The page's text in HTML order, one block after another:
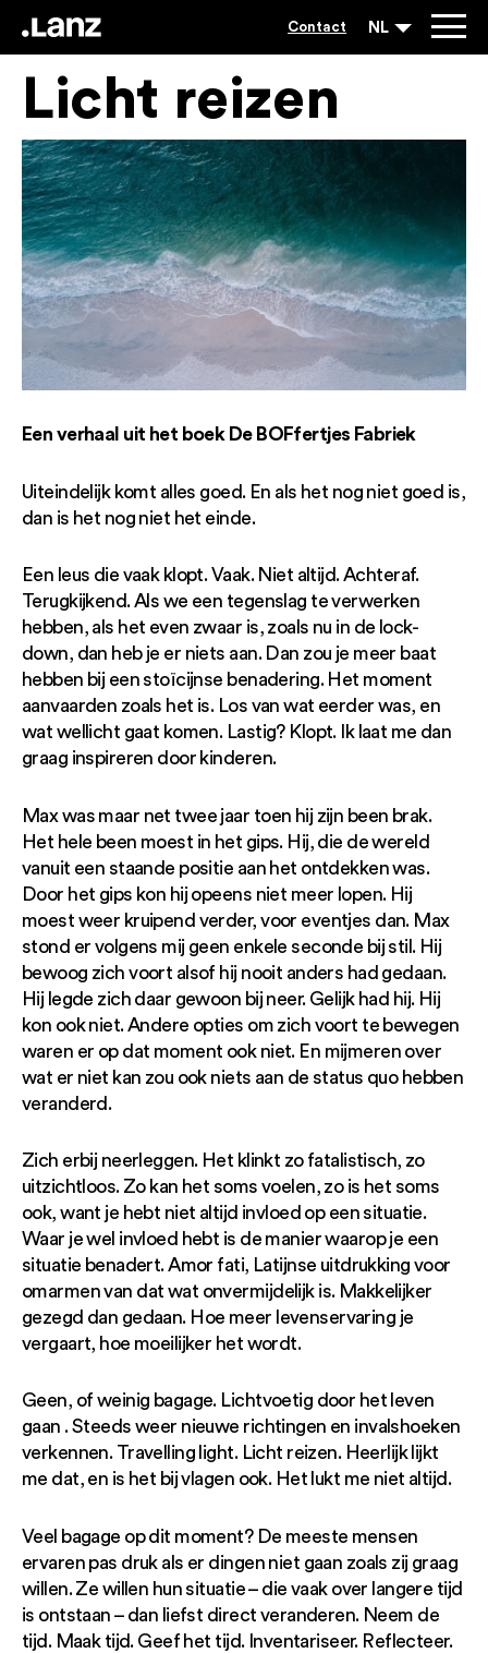
Contact NL
Licht reizen
Een verhaal uit het boek De BOFfertjes Fabriek
Uiteindelijk komt alles goed. En als het nog niet goed is,
dan is het nog niet het einde.
Een leus die vaak klopt. Vaak. Niet altijd. Achteraf.
Terugkijkend. Als we een tegenslag te verwerken
hebben, als het even zwaar is, zoals nu in de lock-
down, dan heb je er niets aan. Dan zou je meer baat
hebben bij een stoïcijnse benadering. Het moment
aanvaarden zoals het is. Los van wat eerder was, en
wat wellicht gaat komen. Lastig? Klopt. Ik laat me dan
graag inspireren door kinderen.
Max was maar net twee jaar toen hij zijn been brak.
Het hele been moest in het gips. Hij, die de wereld
vanuit een staande positie aan het ontdekken was.
Door het gips kon hij opeens niet meer lopen. Hij
moest weer kruipend verder, voor eventjes dan. Max
stond er volgens mij geen enkele seconde bij stil. Hij
bewoog zich voort alsof hij nooit anders had gedaan.
Hij legde zich daar gewoon bij neer. Gelijk had hij. Hij
kon ook niet. Andere opties om zich voort te bewegen
waren er op dat moment ook niet. En mijmeren over
wat er niet kan zou ook niets aan de status quo hebben
veranderd.
Zich erbij neerleggen. Het klinkt zo fatalistisch, zo
uitzichtloos. Zo kan het soms voelen, zo is het soms
ook, want je hebt niet altijd invloed op een situatie.
Waar je wel invloed hebt is de manier waarop je een
situatie benadert. Amor fati, Latijnse uitdrukking voor
omarmen van dat wat onvermijdelijk is. Makkelijker
gezegd dan gedaan. Hoe meer levenservaring je
vergaart, hoe moeilijker het wordt.
Geen, of weinig bagage. Lichtvoetig door het leven
gaan . Steeds weer nieuwe richtingen en invalshoeken
verkennen. Travelling light. Licht reizen. Heerlijk lijkt
me dat, en is het bij vlagen ook. Het lukt me niet altijd.
Veel bagage op dit moment? De meeste mensen
ervaren pas druk als er dingen niet gaan zoals zij graag
willen. Ze willen hun situatie – die vaak over langere tijd
is ontstaan – dan liefst direct veranderen. Neem de
tijd. Maak tijd. Geef het tijd. Inventariseer. Reflecteer.